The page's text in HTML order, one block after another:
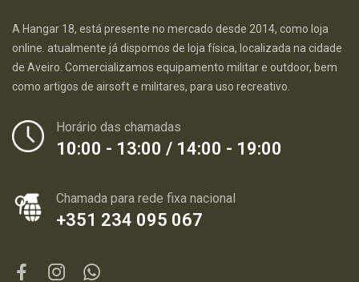
A Hangar 18, está presente no mercado desde 2014, como loja
online. atualmente já dispomos de loja física, localizada na cidade
de Aveiro. Comercializamos equipamento militar e outdoor, bem
como artigos de airsoft e militares, para uso recreativo.
Horário das chamadas
10:00 - 13:00 / 14:00 - 19:00
Chamada para rede fixa nacional
+351 234 095 067